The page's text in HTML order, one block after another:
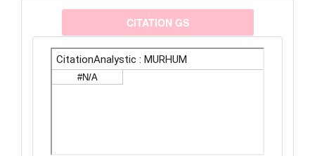
citationanalystic
CITATION GS